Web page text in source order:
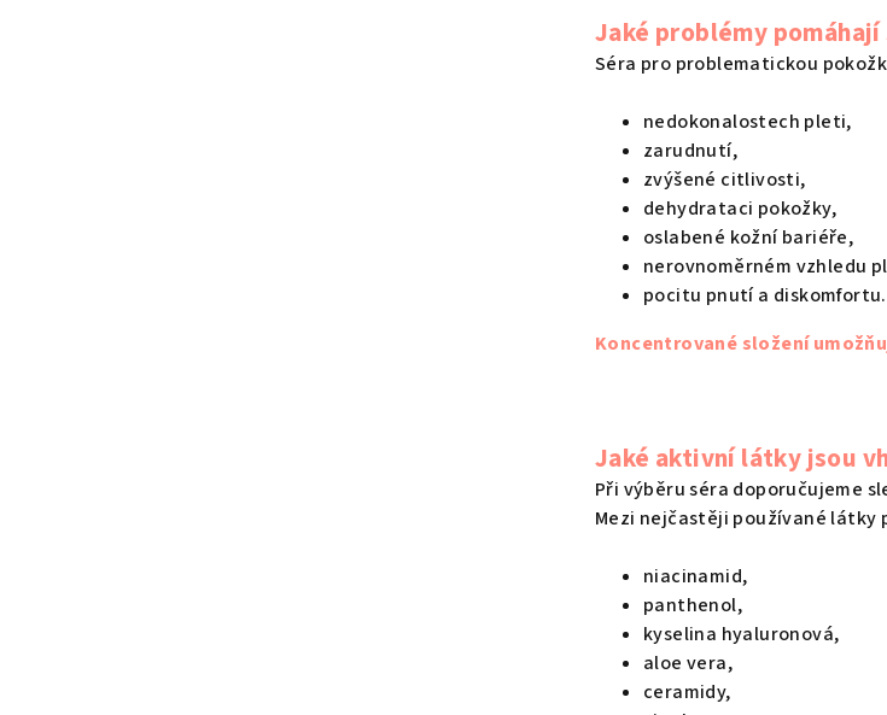
Jaké problémy
Séra pro problematickou
nedokonalostech pleti,
zarudnutí,
zvýšené citlivosti,
dehydrataci pokožky,
oslabené kožní bariéře,
nerovnoměrném vzhledu
pocitu pnutí a diskomfortu.
Koncentrované složení
Jaké aktivní látky jsou
Při výběru séra doporučujeme
Mezi nejčastěji používané látky
niacinamid,
panthenol,
kyselina hyaluronová,
aloe vera,
ceramidy,